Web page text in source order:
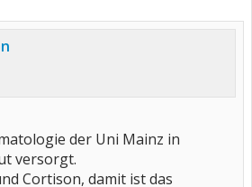
der Uni Mainz in
versorgt.
Cortison, damit ist das